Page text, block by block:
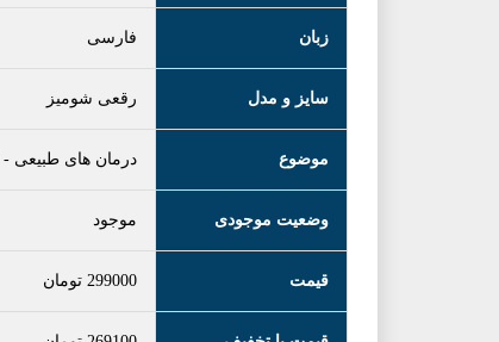
زبان فارسی
سایز و مدل رقعی شومیز
موضوع درمان های طبیعی -
وضعیت موجودی موجود
قیمت 299000 تومان